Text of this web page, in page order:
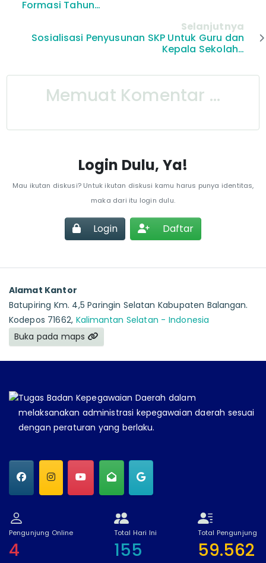
Formasi Tahun…
Selanjutnya
Sosialisasi Penyusunan SKP Untuk Guru dan
Kepala Sekolah…
Memuat Komentar ...
Login Dulu, Ya!
Mau ikutan diskusi? Untuk ikutan diskusi kamu harus punya identitas,
maka dari itu login dulu.
Login Daftar
Alamat Kantor
Batupiring Km. 4,5 Paringin Selatan Kabupaten Balangan.
Kodepos 71662, Kalimantan Selatan - Indonesia
Buka pada maps
Tugas Badan Kepegawaian Daerah dalam
melaksanakan administrasi kepegawaian daerah sesuai
dengan peraturan yang berlaku.
Pengunjung Online
4
Total Hari Ini
155
Total Pengunjung
59.562